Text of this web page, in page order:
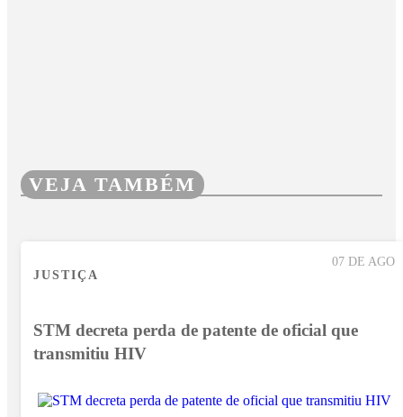
VEJA TAMBÉM
07 DE AGO
JUSTIÇA
STM decreta perda de patente de oficial que
transmitiu HIV